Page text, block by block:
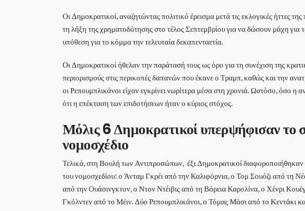
Οι Δημοκρατικοί, αναζητώντας πολιτικό έρεισμα μετά τις εκλογικές ήττες
τη λήξη της χρηματοδότησης στο τέλος Σεπτεμβρίου για να δώσουν μάχη για
υπόθεση για το κόμμα την τελευταία δεκαπενταετία.
Οι Δημοκρατικοί ήθελαν την παράτασή τους ως όρο για τη συνέχιση της
περιορισμούς στις περικοπές δαπανών που έκανε ο Τραμπ, καθώς και την
οι Ρεπουμπλικάνοι είχαν εγκρίνει νωρίτερα μέσα στη χρονιά. Ωστόσο, όσο η
ότι η επέκταση των επιδοτήσεων ήταν ο κύριος στόχος.
Μόλις 6 Δημοκρατικοί υπερψήφισαν το
νομοσχέδιο
Τελικά, στη Βουλή των Αντιπροσώπων, έξι Δημοκρατικοί
του νομοσχεδίου: ο Άνταμ Γκρέι από την Καλιφόρνια, ο Τομ Σουόζι από τη
από την Ουάσινγκτον, ο Ντον Ντέιβις από τη Βόρεια Καρολίνα, ο Χένρι
Γκόλντεν από το Μέιν. Δύο Ρεπουμπλικάνοι, ο Τόμας Μάσι από το Κεντάκι